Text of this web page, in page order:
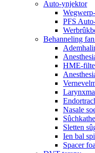
Auto-ynjektor
PFS
Behanneling
HME-
Nasale
Sletten
Ien bal
Spacer